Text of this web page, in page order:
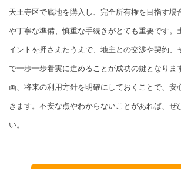
天王寺区で底地を購入し、完全所有権を目指す場
や丁寧な準備、慎重な手続きがとても重要です。
イントを押さえたうえで、地主との交渉や契約、
で一歩一歩着実に進めることが成功の鍵となりま
画、将来の利用方針を明確にしておくことで、安
きます。不安な点やわからないことがあれば、ぜ
い。